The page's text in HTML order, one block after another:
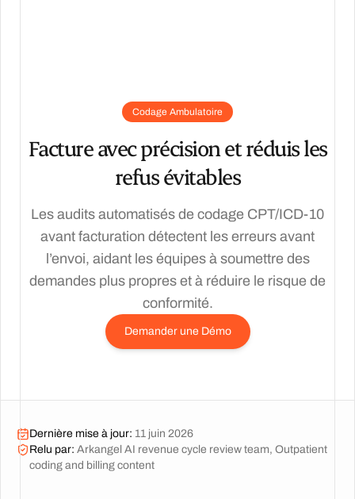
Codage Ambulatoire
Facture avec précision et réduis les
refus évitables
Les audits automatisés de codage CPT/ICD-10
avant facturation détectent les erreurs avant
l’envoi, aidant les équipes à soumettre des
demandes plus propres et à réduire le risque de
conformité.
Demander une Démo
Dernière mise à jour: 11 juin 2026
Relu par: Arkangel AI revenue cycle review team, Outpatient
coding and billing content